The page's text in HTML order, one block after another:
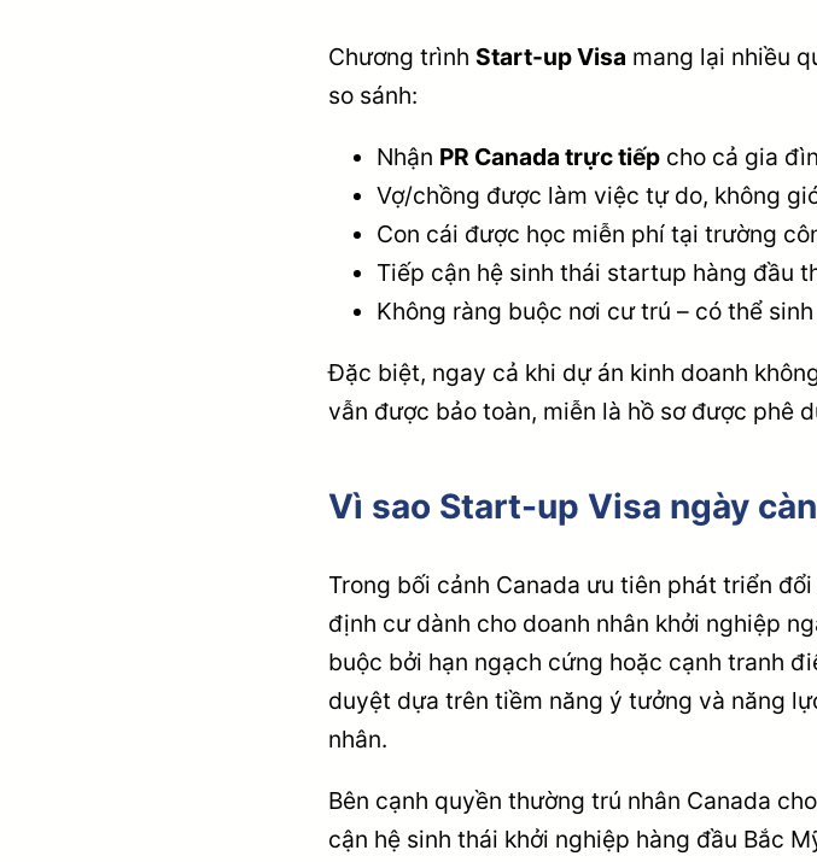
Chương trình Start-up Visa mang lại nhiều
so sánh:
Nhận PR Canada trực tiếp cho cả gia
Vợ/chồng được làm việc tự do, không
Con cái được học miễn phí tại trường
Tiếp cận hệ sinh thái startup hàng đầu
Không ràng buộc nơi cư trú – có thể
Đặc biệt, ngay cả khi dự án kinh doanh
vẫn được bảo toàn, miễn là hồ sơ được phê
Vì sao Start-up Visa ngày
Trong bối cảnh Canada ưu tiên phát triển
định cư dành cho doanh nhân khởi nghiệp
buộc bởi hạn ngạch cứng hoặc cạnh tranh
duyệt dựa trên tiềm năng ý tưởng và năng
nhân.
Bên cạnh quyền thường trú nhân Canada
cận hệ sinh thái khởi nghiệp hàng đầu Bắc